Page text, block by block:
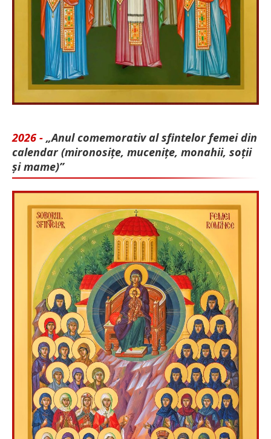
2026 - „Anul comemorativ al sfintelor femei din
calendar (mironosițe, mu­cenițe, monahii, soții
și mame)”